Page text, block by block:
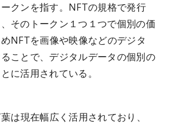
クンを指す。NFTの規格で発行
そのトークン１つ１つで個別の価
NFTを画像や映像などのデジタ
ことで、デジタルデータの個別の
に活用されている。
は現在幅広く活用されており、